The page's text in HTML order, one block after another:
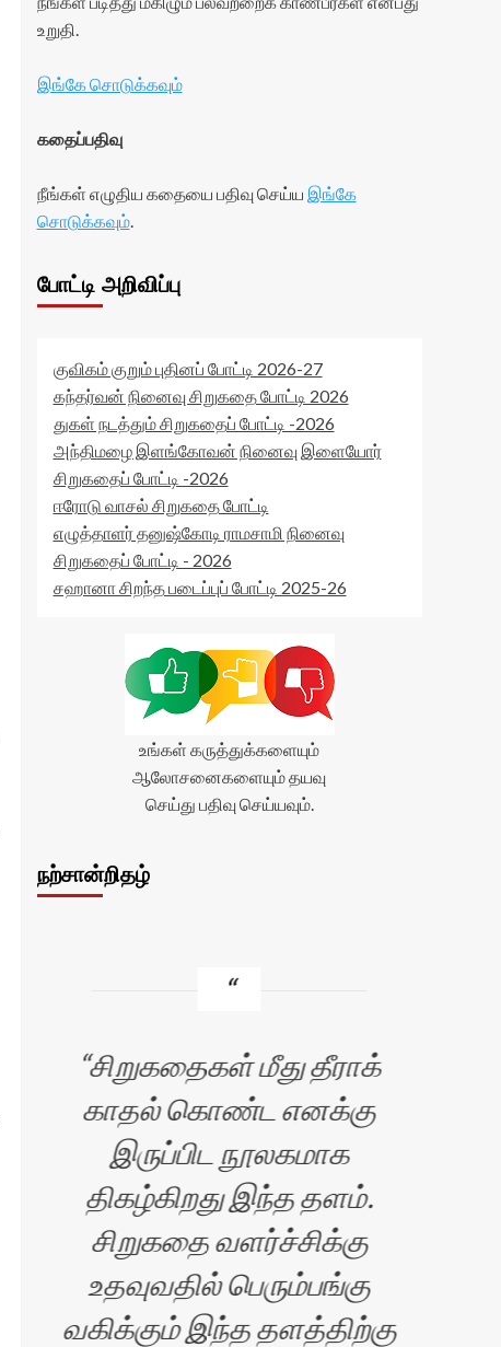
உறுதி.
இங்கே சொடுக்கவும்
கதைப்பதிவு
நீங்கள் எழுதிய கதையை பதிவு செய்ய இங்கே
சொடுக்கவும்.
போட்டி அறிவிப்பு
குவிகம் குறும் புதினப் போட்டி 2026-27
கந்தர்வன் நினைவு சிறுகதை போட்டி 2026
துகள் நடத்தும் சிறுகதைப் போட்டி -2026
அந்திமழை இளங்கோவன் நினைவு இளையோர்
சிறுகதைப் போட்டி -2026
ஈரோடு வாசல் சிறுகதை போட்டி
எழுத்தாளர் தனுஷ்கோடி ராமசாமி நினைவு
சிறுகதைப் போட்டி - 2026
சஹானா சிறந்த படைப்புப் போட்டி 2025-26
உங்கள் கருத்துக்களையும்
ஆலோசனைகளையும் தயவு
செய்து பதிவு செய்யவும்.
நற்சான்றிதழ்
சிறுகதைகள் மீது தீராக்
காதல் கொண்ட எனக்கு
இருப்பிட நூலகமாக
திகழ்கிறது இந்த தளம்.
சிறுகதை வளர்ச்சிக்கு
உதவுவதில் பெரும்பங்கு
வகிக்கும் இந்த தளத்திற்கு